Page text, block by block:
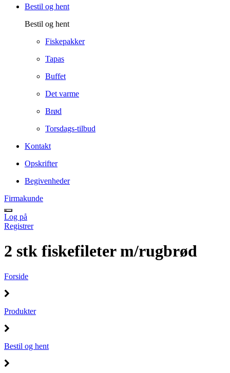
Bestil og hent
Bestil og hent
Fiskepakker
Tapas
Buffet
Det varme
Brød
Torsdags-tilbud
Kontakt
Opskrifter
Begivenheder
Firmakunde
Log på
Registrer
2 stk fiskefileter m/rugbrød
Forside
Produkter
Bestil og hent